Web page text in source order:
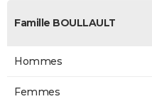
Famille BOULLAULT
Hommes
Femmes